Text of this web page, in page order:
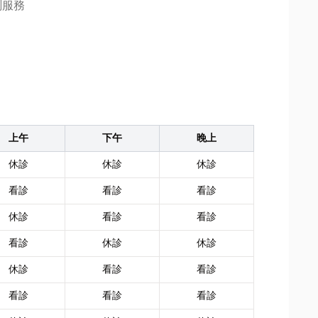
務
上午 下午
晚上
休診
休診
休診
看診
看診
看診
休診
看診
看診
看診
休診
休診
休診
看診
看診
看診
看診
看診